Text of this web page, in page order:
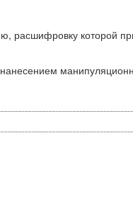
расшифровку которой